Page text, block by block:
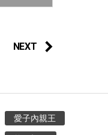
NEXT
愛子內親王